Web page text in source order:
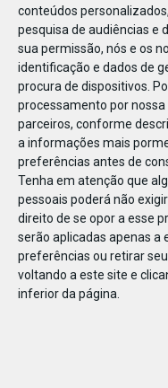
conteúdos
pesquisa de audiências e
sua permissão, nós e os
identificação e dados de
procura de dispositivos.
processamento por
parceiros, conforme
a informações mais
preferências antes de
Tenha em atenção que
pessoais poderá não
direito de se opor a esse
serão aplicadas apenas a
preferências ou retirar
voltando a este site e
inferior da página.